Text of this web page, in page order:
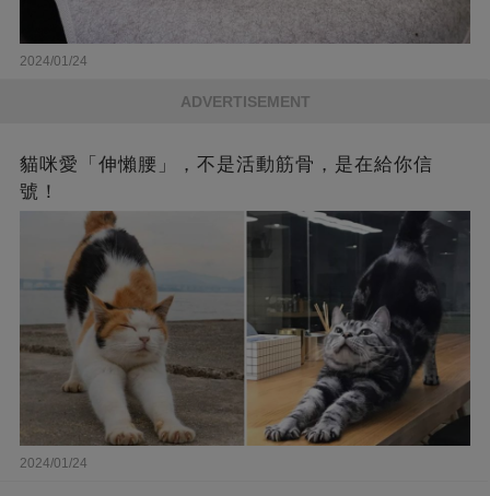
2024/01/24
ADVERTISEMENT
貓咪愛「伸懶腰」，不是活動筋骨，是在給你信
號！
2024/01/24